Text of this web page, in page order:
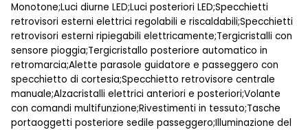
Monotone;Luci diurne LED;Luci posteriori LED;Specchietti
retrovisori esterni elettrici regolabili e riscaldabili;Specchietti
retrovisori esterni ripiegabili elettricamente;Tergicristalli con
sensore pioggia;Tergicristallo posteriore automatico in
retromarcia;Alette parasole guidatore e passeggero con
specchietto di cortesia;Specchietto retrovisore centrale
manuale;Alzacristalli elettrici anteriori e posteriori;Volante
con comandi multifunzione;Rivestimenti in tessuto;Tasche
portaoggetti posteriore sedile passeggero;Illuminazione del